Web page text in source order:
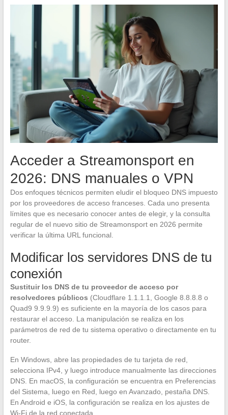
Acceder a Streamonsport en
2026: DNS manuales o VPN
Dos enfoques técnicos permiten eludir el bloqueo DNS impuesto
por los proveedores de acceso franceses. Cada uno presenta
límites que es necesario conocer antes de elegir, y la consulta
regular de el nuevo sitio de Streamonsport en 2026 permite
verificar la última URL funcional.
Modificar los servidores DNS de tu
conexión
Sustituir los DNS de tu proveedor de acceso por
resolvedores públicos (Cloudflare 1.1.1.1, Google 8.8.8.8 o
Quad9 9.9.9.9) es suficiente en la mayoría de los casos para
restaurar el acceso. La manipulación se realiza en los
parámetros de red de tu sistema operativo o directamente en tu
router.
En Windows, abre las propiedades de tu tarjeta de red,
selecciona IPv4, y luego introduce manualmente las direcciones
DNS. En macOS, la configuración se encuentra en Preferencias
del Sistema, luego en Red, luego en Avanzado, pestaña DNS.
En Android e iOS, la configuración se realiza en los ajustes de
Wi-Fi de la red conectada.